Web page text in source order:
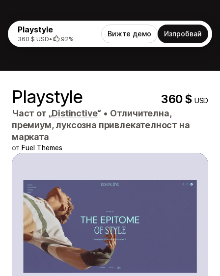
Playstyle
360 $ USD• 92%
Вижте демо Изпробвай
Playstyle 360 $USD
Част от „Distinctive“ • Отличителна,
премиум, луксозна привлекателност на
марката
от Fuel Themes